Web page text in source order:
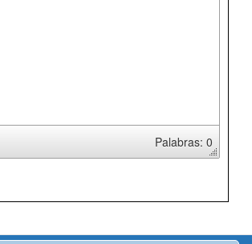
Palabras: 0